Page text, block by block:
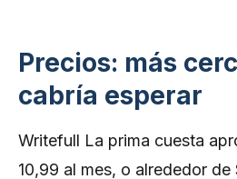
Precios: más
cabría esperar
Writefull La prima cuesta
10,99 al mes, o alrededor de